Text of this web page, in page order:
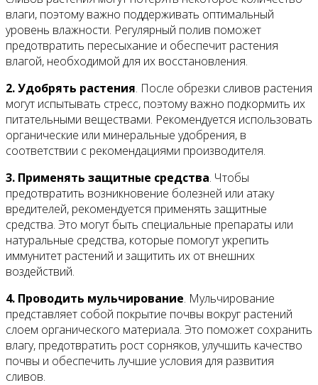
влаги, поэтому важно поддерживать оптимальный
уровень влажности. Регулярный полив поможет
предотвратить пересыхание и обеспечит растения
влагой, необходимой для их восстановления.
2. Удобрять растения. После обрезки сливов растения
могут испытывать стресс, поэтому важно подкормить их
питательными веществами. Рекомендуется использовать
органические или минеральные удобрения, в
соответствии с рекомендациями производителя.
3. Применять защитные средства. Чтобы
предотвратить возникновение болезней или атаку
вредителей, рекомендуется применять защитные
средства. Это могут быть специальные препараты или
натуральные средства, которые помогут укрепить
иммунитет растений и защитить их от внешних
воздействий.
4. Проводить мульчирование. Мульчирование
представляет собой покрытие почвы вокруг растений
слоем органического материала. Это поможет сохранить
влагу, предотвратить рост сорняков, улучшить качество
почвы и обеспечить лучшие условия для развития
сливов.